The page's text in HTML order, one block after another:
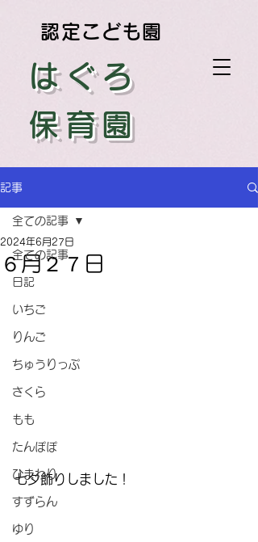
はぐろ
保育園
認定こども園
記事
全ての記事
日記
いちご
りんご
ちゅうりっぷ
さくら
もも
たんぽぽ
ひまわり
すずらん
ゆり
全ての記事
６月２７日
2024年6月27日
七夕飾りしました！